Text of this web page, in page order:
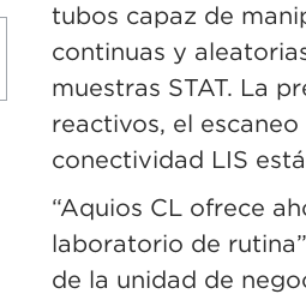
tubos capaz de
continuas y
muestras STAT. La
reactivos, el
conectividad LIS
“Aquios CL ofrece
laboratorio de
de la unidad de